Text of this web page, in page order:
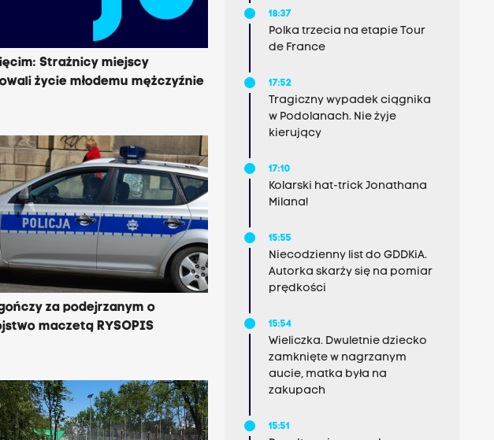
Strażnicy miejscy
życie młodemu mężczyźnie
za podejrzanym o
maczetą RYSOPIS
18:37
Polka trzecia na etapie Tour
de France
17:52
Tragiczny wypadek ciągnika
w Podolanach. Nie żyje
kierujący
17:10
Kolarski hat-trick Jonathana
Milana!
15:55
Niecodzienny list do GDDKiA.
Autorka skarży się na pomiar
prędkości
15:54
Wieliczka. Dwuletnie dziecko
zamknięte w nagrzanym
aucie, matka była na
zakupach
15:51